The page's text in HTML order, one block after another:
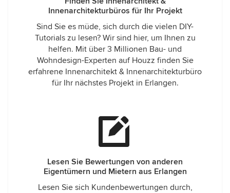
Innenarchitekturbüros für Ihr Projekt
Sind Sie es müde, sich durch die vielen DIY-
Tutorials zu lesen? Wir sind hier, um Ihnen zu
helfen. Mit über 3 Millionen Bau- und
Wohndesign-Experten auf Houzz finden Sie
erfahrene Innenarchitekt & Innenarchitekturbüro
für Ihr nächstes Projekt in Erlangen.
Lesen Sie Bewertungen von anderen
Eigentümern und Mietern aus Erlangen
Lesen Sie sich Kundenbewertungen durch,